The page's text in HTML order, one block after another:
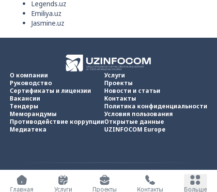
Legends.uz
Emiliya.uz
Jasmine.uz
О компании
Руководство
Сертификаты и лицензии
Вакансии
Тендеры
Меморандумы
Противодействие коррупции
Медиатека
Услуги
Проекты
Новости и статьи
Контакты
Политика конфиденциальности
Условия пользования
Открытые данные
UZINFOCOM Europe
UZINFOCOM © 2002 - 2026
Все права защищены
Главная
Услуги Проекты Контакты Больше